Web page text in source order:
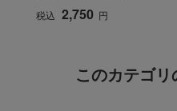
税込 2,750 円
このカテゴ